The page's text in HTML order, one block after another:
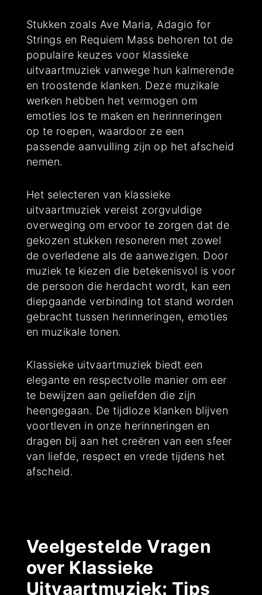
Stukken zoals Ave Maria, Adagio for
Strings en Requiem Mass behoren tot de
populaire keuzes voor klassieke
uitvaartmuziek vanwege hun kalmerende
en troostende klanken. Deze muzikale
werken hebben het vermogen om
emoties los te maken en herinneringen
op te roepen, waardoor ze een
passende aanvulling zijn op het afscheid
nemen.
Het selecteren van klassieke
uitvaartmuziek vereist zorgvuldige
overweging om ervoor te zorgen dat de
gekozen stukken resoneren met zowel
de overledene als de aanwezigen. Door
muziek te kiezen die betekenisvol is voor
de persoon die herdacht wordt, kan een
diepgaande verbinding tot stand worden
gebracht tussen herinneringen, emoties
en muzikale tonen.
Klassieke uitvaartmuziek biedt een
elegante en respectvolle manier om eer
te bewijzen aan geliefden die zijn
heengegaan. De tijdloze klanken blijven
voortleven in onze herinneringen en
dragen bij aan het creëren van een sfeer
van liefde, respect en vrede tijdens het
afscheid.
Veelgestelde Vragen
over Klassieke
Uitvaartmuziek: Tips